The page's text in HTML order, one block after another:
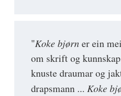
"Koke bjørner ein
om skrift og
knuste draumar og
drapsmann ... Koke